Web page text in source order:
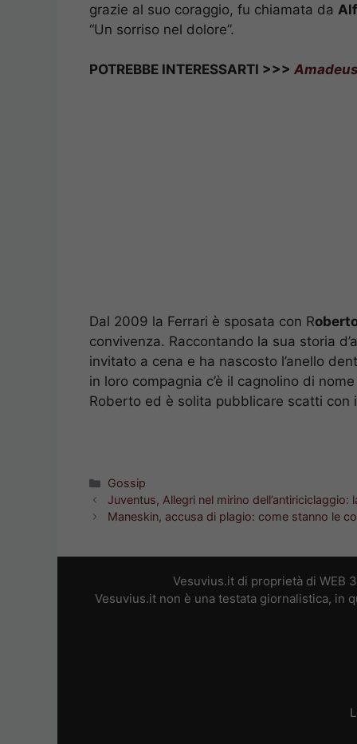
grazie al suo coraggio, fu chiamata da
“Un sorriso nel dolore”.
POTREBBE INTERESSARTI >>>
Dal 2009 la Ferrari è sposata con R
convivenza. Raccontando la sua storia
invitato a cena e ha nascosto l’anello
in loro compagnia c’è il cagnolino di nome
Roberto ed è solita pubblicare scatti con
Categorie
Gossip
Juventus, Allegri nel mirino dell’antiriciclaggio:
Maneskin, accusa di plagio: come stanno le
Vesuvius.it di proprietà di WEB
Vesuvius.it non è una testata giornalistica, in